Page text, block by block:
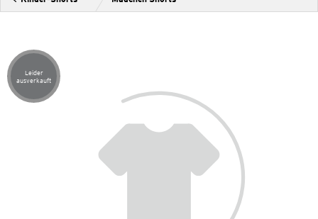
Artikel leider ausverkauft
Leider
ausverkauft